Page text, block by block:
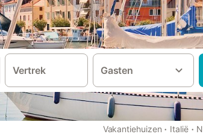
Vertrek Gasten
Vakantiehuizen · Italië ·